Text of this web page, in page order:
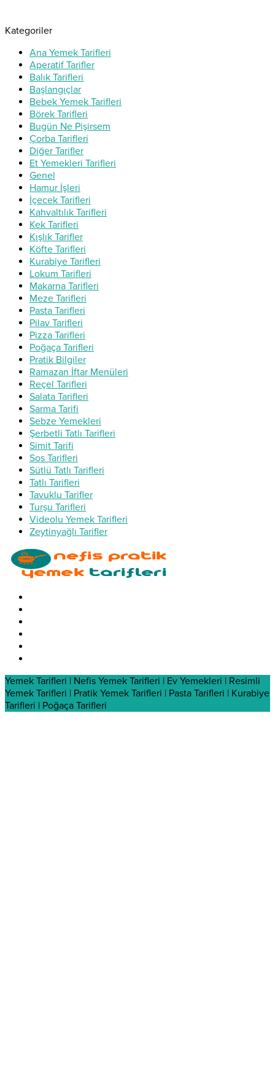
Kategoriler
Ana Yemek Tarifleri
Aperatif Tarifler
Balık Tarifleri
Başlangıçlar
Bebek Yemek Tarifleri
Börek Tarifleri
Bugün Ne Pişirsem
Çorba Tarifleri
Diğer Tarifler
Et Yemekleri Tarifleri
Genel
Hamur İşleri
İçecek Tarifleri
Kahvaltılık Tarifleri
Kek Tarifleri
Kışlık Tarifler
Köfte Tarifleri
Kurabiye Tarifleri
Lokum Tarifleri
Makarna Tarifleri
Meze Tarifleri
Pasta Tarifleri
Pilav Tarifleri
Pizza Tarifleri
Poğaça Tarifleri
Pratik Bilgiler
Ramazan İftar Menüleri
Reçel Tarifleri
Salata Tarifleri
Sarma Tarifi
Sebze Yemekleri
Şerbetli Tatlı Tarifleri
Simit Tarifi
Sos Tarifleri
Sütlü Tatlı Tarifleri
Tatlı Tarifleri
Tavuklu Tarifler
Turşu Tarifleri
Videolu Yemek Tarifleri
Zeytinyağlı Tarifler
Yemek Tarifleri | Nefis Yemek Tarifleri | Ev Yemekleri | Resimli
Yemek Tarifleri | Pratik Yemek Tarifleri | Pasta Tarifleri | Kurabiye
Tarifleri | Poğaça Tarifleri